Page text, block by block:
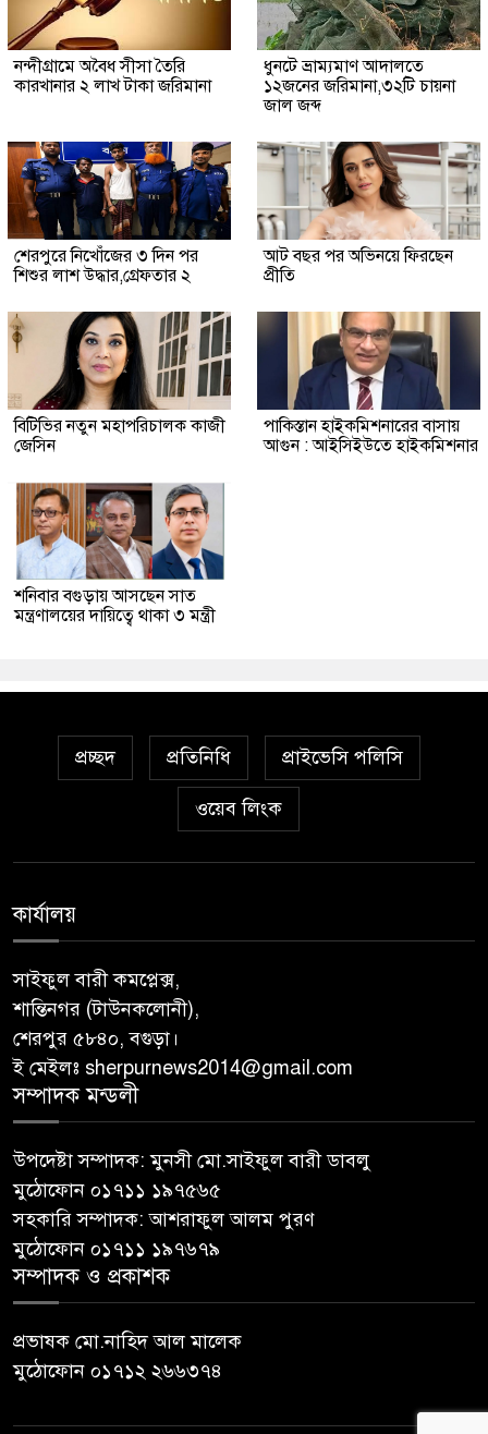
নন্দীগ্রামে অবৈধ সীসা তৈরি
কারখানার ২ লাখ টাকা জরিমানা
ধুনটে ভ্রাম্যমাণ আদালতে
১২জনের জরিমানা,৩২টি চায়না
জাল জব্দ
শেরপুরে নিখোঁজের ৩ দিন পর
শিশুর লাশ উদ্ধার,গ্রেফতার ২
আট বছর পর অভিনয়ে ফিরছেন
প্রীতি
বিটিভির নতুন মহাপরিচালক কাজী
জেসিন
পাকিস্তান হাইকমিশনারের বাসায়
আগুন : আইসিইউতে হাইকমিশনার
শনিবার বগুড়ায় আসছেন সাত
মন্ত্রণালয়ের দায়িত্বে থাকা ৩ মন্ত্রী
প্রচ্ছদ প্রতিনিধি প্রাইভেসি পলিসি
ওয়েব লিংক
কার্যালয়
সাইফুল বারী কমপ্লেক্স,
শান্তিনগর (টাউনকলোনী),
শেরপুর ৫৮৪০, বগুড়া।
ই মেইলঃ sherpurnews2014@gmail.com
সম্পাদক মন্ডলী
উপদেষ্টা সম্পাদক: মুনসী মো.সাইফুল বারী ডাবলু
মুঠোফোন ০১৭১১ ১৯৭৫৬৫
সহকারি সম্পাদক: আশরাফুল আলম পুরণ
মুঠোফোন ০১৭১১ ১৯৭৬৭৯
সম্পাদক ও প্রকাশক
প্রভাষক মো.নাহিদ আল মালেক
মুঠোফোন ০১৭১২ ২৬৬৩৭৪